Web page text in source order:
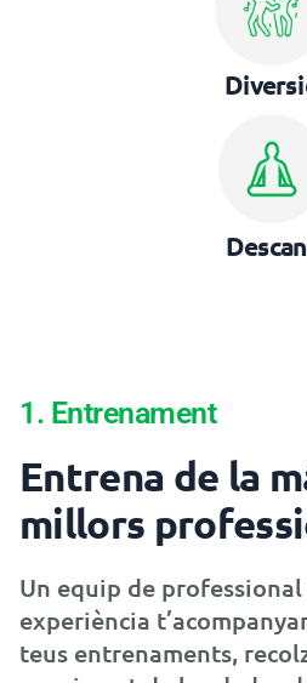
1. Entrenament
Entrena de la
millors
Un equip de
experiència
teus entrenaments,